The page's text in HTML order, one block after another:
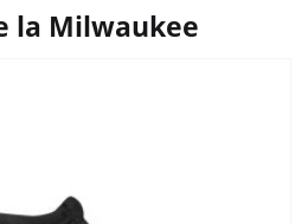
la Milwaukee